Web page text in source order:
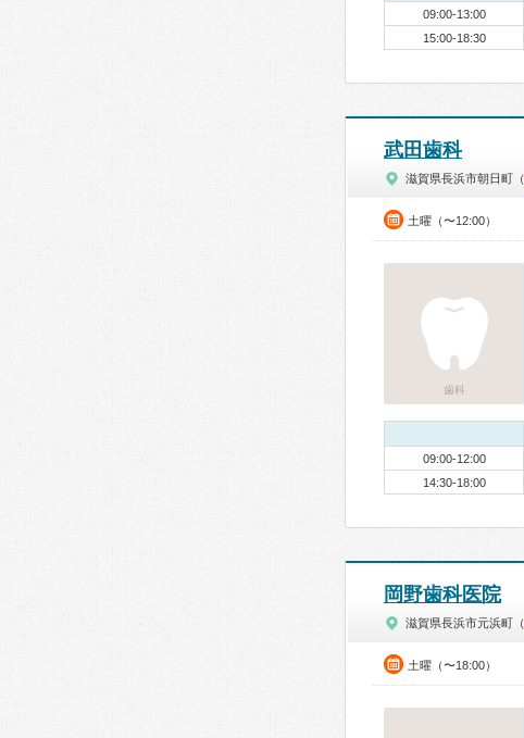
09:00-13:00
15:00-18:30
武田歯科
滋賀県長浜市朝日町（
土曜（〜12:00）
歯科
09:00-12:00
14:30-18:00
岡野歯科医院
滋賀県長浜市元浜町（
土曜（〜18:00）